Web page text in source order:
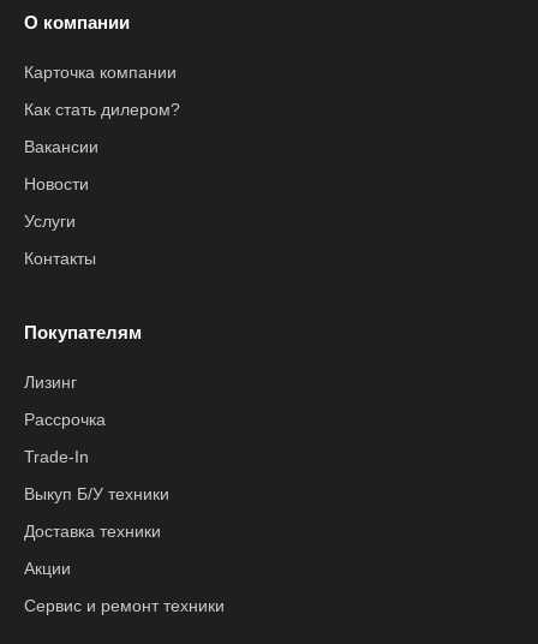
О компании
Карточка компании
Как стать дилером?
Вакансии
Новости
Услуги
Контакты
Покупателям
Лизинг
Рассрочка
Trade-In
Выкуп Б/У техники
Доставка техники
Акции
Сервис и ремонт техники